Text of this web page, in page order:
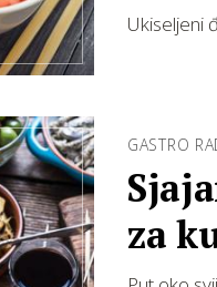
Ukiseljeni
GASTRO
za